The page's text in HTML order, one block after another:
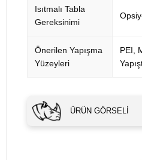
Isıtmalı Tabla
Gereksinimi
Önerilen Yapışma
Yüzeyleri
PEI,
ÜRÜN GÖRSELI